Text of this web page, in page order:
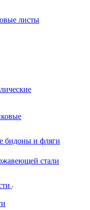
листы
бидоны и фляги
стали